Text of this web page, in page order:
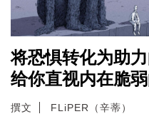
将恐惧转化为助
给你直视内在脆
撰文 FLiPER（辛蒂）